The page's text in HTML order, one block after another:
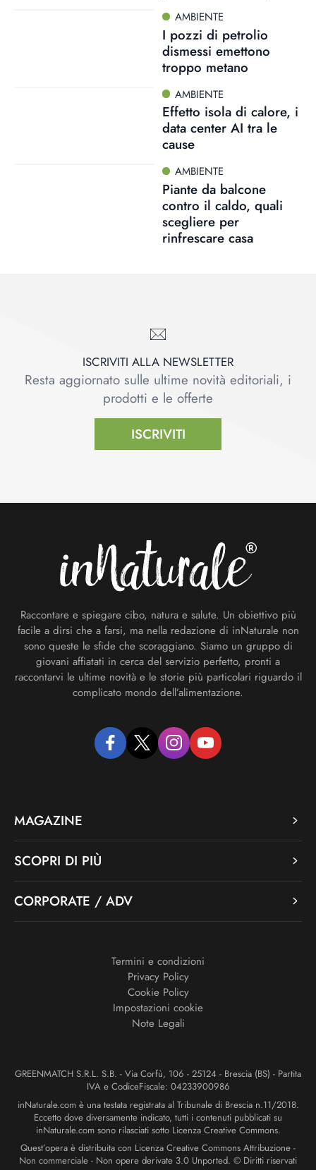
AMBIENTE
I pozzi di petrolio
dismessi emettono
troppo metano
AMBIENTE
Effetto isola di calore, i
data center AI tra le
cause
AMBIENTE
Piante da balcone
contro il caldo, quali
scegliere per
rinfrescare casa
ISCRIVITI ALLA NEWSLETTER
Resta aggiornato sulle ultime novità editoriali, i
prodotti e le offerte
ISCRIVITI
Raccontare e spiegare cibo, natura e salute. Un obiettivo più
facile a dirsi che a farsi, ma nella redazione di inNaturale non
sono queste le sfide che scoraggiano. Siamo un gruppo di
giovani affiatati in cerca del servizio perfetto, pronti a
raccontarvi le ultime novità e le storie più particolari riguardo il
complicato mondo dell’alimentazione.
facebooktwitter instagramyoutube
MAGAZINE
SCOPRI DI PIÙ
CORPORATE / ADV
Termini e condizioni
Privacy Policy
Cookie Policy
Impostazioni cookie
Note Legali
GREENMATCH S.R.L. S.B. - Via Corfù, 106 - 25124 - Brescia (BS) - Partita
IVA e CodiceFiscale: 04233900986
inNaturale.com è una testata registrata al Tribunale di Brescia n.11/2018.
Eccetto dove diversamente indicato, tutti i contenuti pubblicati su
inNaturale.com sono rilasciati sotto Licenza Creative Commons.
Quest’opera è distribuita con Licenza Creative Commons Attribuzione -
Non commerciale - Non opere derivate 3.0 Unported. © Diritti riservati